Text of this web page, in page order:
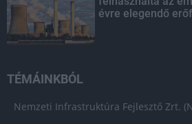
évre elegendő
TÉMÁINKBÓL
Nemzeti Infrastruktúra Fejlesztő Zrt.